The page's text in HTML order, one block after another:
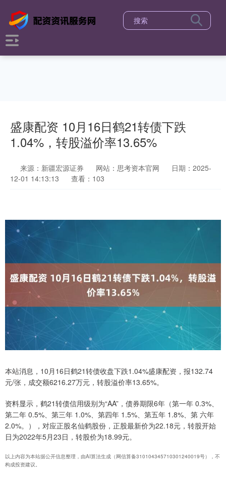
盛康配资 10月16日鹤21转债下跌
1.04%，转股溢价率13.65%
来源：新疆宏源证券 网站：思考资本官网
日期：2025-
12-01 14:13:13
查看：103
本站消息，10月16日鹤21转债收盘下跌1.04%盛康配资，报132.74
元/张，成交额6216.27万元，转股溢价率13.65%。
资料显示，鹤21转债信用级别为“AA”，债券期限6年（第一年 0.3%、
第二年 0.5%、第三年 1.0%、第四年 1.5%、第五年 1.8%、第 六年
2.0%。），对应正股名仙鹤股份，正股最新价为22.18元，转股开始
日为2022年5月23日，转股价为18.99元。
以上内容为本站据公开信息整理，由AI算法生成（网信算备310104345710301240019号），不
构成投资建议。